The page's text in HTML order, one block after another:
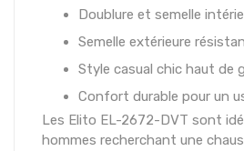
Doublure et semelle
Semelle extérieure
Style casual chic haut de
Confort durable pour un
Les Elito EL-2672-DVT sont
hommes recherchant une